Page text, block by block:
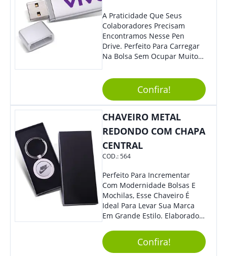
A Praticidade Que Seus
Colaboradores Precisam
Encontramos Nesse Pen
Drive. Perfeito Para Carregar
Na Bolsa Sem Ocupar Muito
Qualquer Lugar Todos Os
Arquivos Desejados. Ideal
Para Oferecer Em Eventos E
Feiras De Exposições.
Confira!
CHAVEIRO METAL
REDONDO COM CHAPA
CENTRAL
COD.:564
Perfeito Para Incrementar
Com Modernidade Bolsas E
Mochilas, Esse Chaveiro É
Ideal Para Levar Sua Marca
Em Grande Estilo. Elaborado A
O Brinde Se Adequa A
Diversos Públicos. Não Perca
Confira!